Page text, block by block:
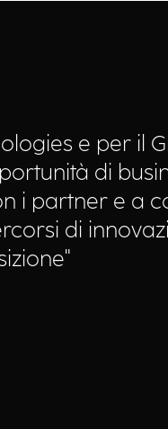
e per il
di
i partner e a
di